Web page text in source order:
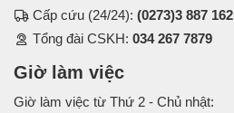
Cấp cứu (24/24): (0273)3 887 162
Tổng đài CSKH: 034 267 7879
Giờ làm việc
Giờ làm việc từ Thứ 2 - Chủ nhật: